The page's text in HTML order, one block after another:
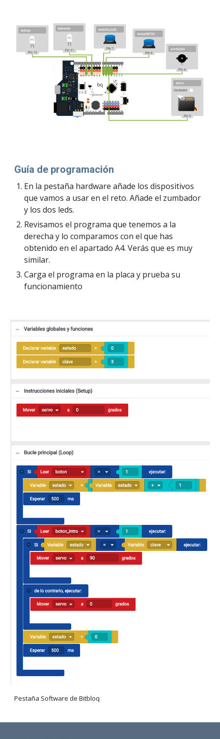
Guía de programación
En la pestaña hardware añade los dispositivos
que vamos a usar en el reto. Añade el zumbador
y los dos leds.
Revisamos el programa que tenemos a la
derecha y lo comparamos con el que has
obtenido en el apartado A4. Verás que es muy
similar.
Carga el programa en la placa y prueba su
funcionamiento
Pestaña Software de Bitbloq